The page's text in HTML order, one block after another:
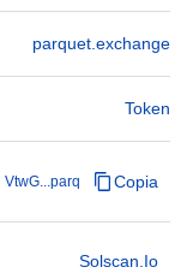
parquet.exchange
Token
VtwG...parq Copia
Solscan.io